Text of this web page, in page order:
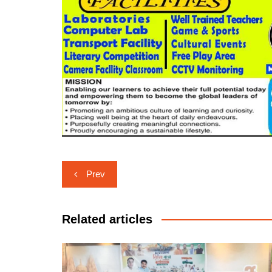
Post
navigation
Prev
Related articles